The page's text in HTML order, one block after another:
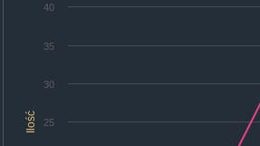
Ilość 25
30
35
40